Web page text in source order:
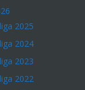
2025
2024
2023
2022